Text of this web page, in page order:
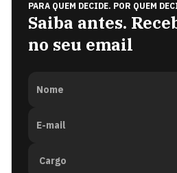
PARA QUEM DECIDE. POR QUEM
Saiba antes.
no seu email
Nome
E-mail